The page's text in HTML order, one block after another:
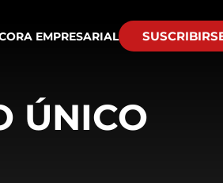
EMPRESARIAL
ÚNICO